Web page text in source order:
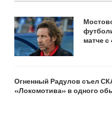
матче
Огненный Радулов съел
«Локомотива» в одного